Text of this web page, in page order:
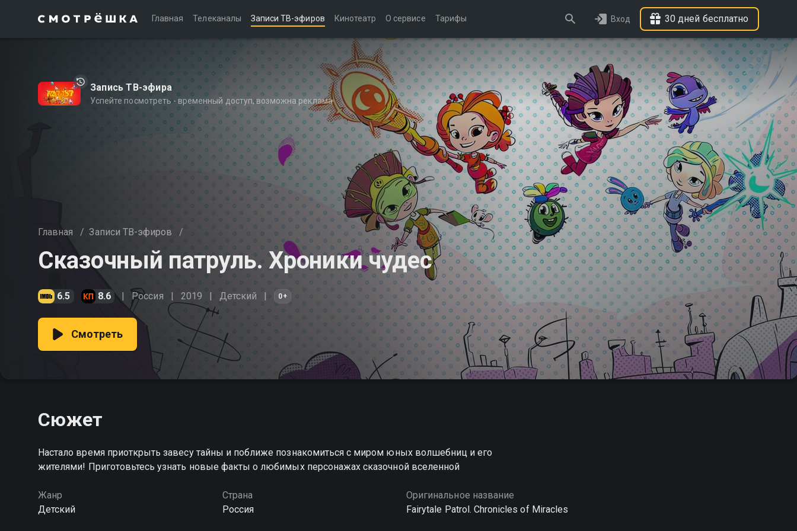
Главная Телеканалы Записи ТВ-эфиров Кинотеатр О сервисе Тарифы Вход 30 дней бесплатно
Запись ТВ-эфира
Успейте посмотреть - временный доступ, возможна реклама
Главная / Записи ТВ-эфиров /
Сказочный патруль. Хроники чудес
6.5 8.6 Россия 2019 Детский 0+
Смотреть
Сюжет
Настало время приоткрыть завесу тайны и поближе познакомиться с миром юных волшебниц и его
жителями! Приготовьтесь узнать новые факты о любимых персонажах сказочной вселенной
Жанр
Детский
Страна
Россия
Оригинальное название
Fairytale Patrol. Chronicles of Miracles